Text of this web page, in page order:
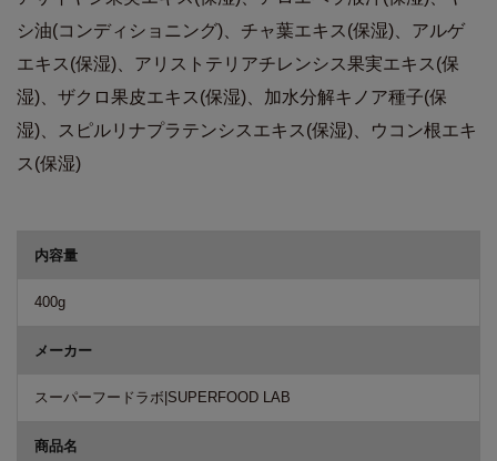
シ油(コンディショニング)、チャ葉エキス(保湿)、アルゲ
エキス(保湿)、アリストテリアチレンシス果実エキス(保
湿)、ザクロ果皮エキス(保湿)、加水分解キノア種子(保
湿)、スピルリナプラテンシスエキス(保湿)、ウコン根エキ
ス(保湿)
内容量
400g
メーカー
スーパーフードラボ|SUPERFOOD LAB
商品名